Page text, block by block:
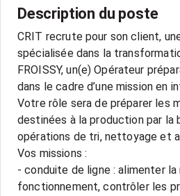
Description du poste
CRIT recrute pour son client,
spécialisée dans la
FROISSY, un(e) Opérateur
dans le cadre d’une mission en
Votre rôle sera de préparer les
destinées à la production par la
opérations de tri, nettoyage et
Vos missions :
- conduite de ligne : alimenter la
fonctionnement, contrôler les